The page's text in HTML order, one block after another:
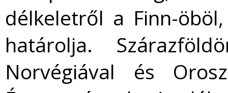
délkeletről a Finn-
határolja.
Norvégiával és